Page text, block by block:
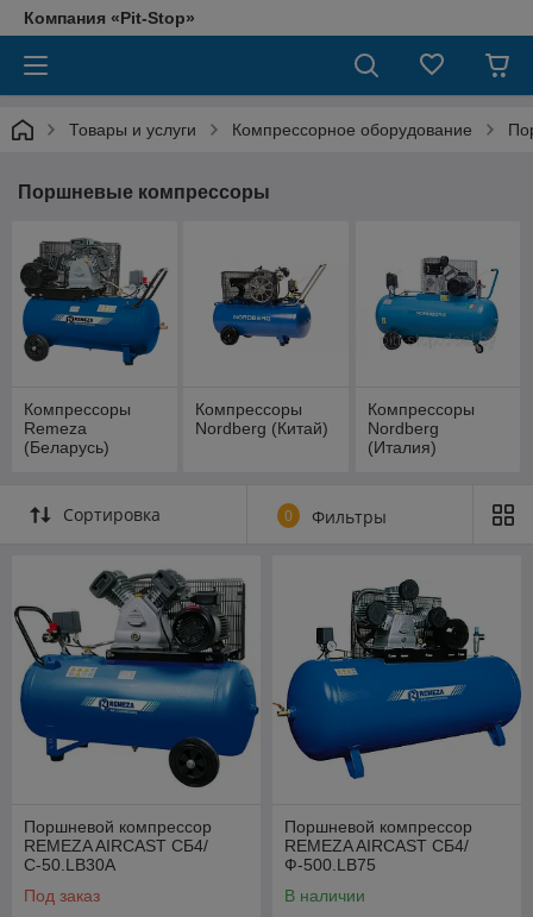
Компания «Pit-Stop»
Товары и услуги Компрессорное оборудование
Поршневые компрессоры
Компрессоры
Remeza
(Беларусь)
Компрессоры
Nordberg (Китай)
Компрессоры
Nordberg
(Италия)
Сортировка 0 Фильтры
Поршневой компрессор
REMEZA AIRCAST СБ4/
С-50.LB30А
Под заказ
Поршневой компрессор
REMEZA AIRCAST CБ4/
Ф-500.LB75
В наличии